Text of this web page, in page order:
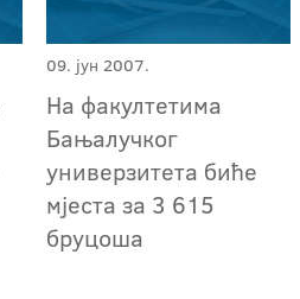
09. јун 2007.
На факултетима
Бањалучког
универзитета биће
мјеста за 3 615
бруцоша